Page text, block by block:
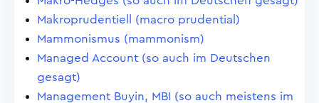
Makroprudentiell (macro prudential)
Mammonismus (mammonism)
Managed Account (so auch im Deutschen
gesagt)
Management Buyin, MBI (so auch meistens im